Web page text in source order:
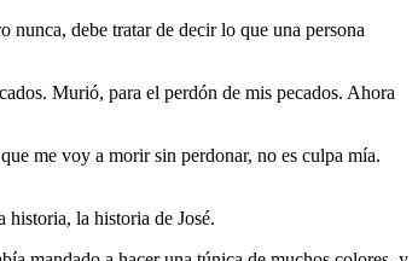
nunca, debe tratar de decir lo que una persona
Murió, para el perdón de mis pecados. Ahora
me voy a morir sin perdonar, no es culpa mía.
historia, la historia de José.